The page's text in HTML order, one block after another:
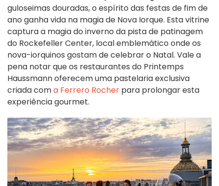
guloseimas douradas, o espírito das festas de fim de
ano ganha vida na magia de Nova Iorque. Esta vitrine
captura a magia do inverno da pista de patinagem
do Rockefeller Center, local emblemático onde os
nova-iorquinos gostam de celebrar o Natal. Vale a
pena notar que os restaurantes do Printemps
Haussmann oferecem uma pastelaria exclusiva
criada coma Ferrero Rocher para prolongar esta
experiência gourmet.